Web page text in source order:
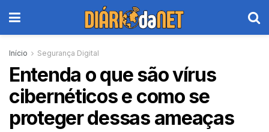
Início Segurança Digital
Entenda o que são vírus
cibernéticos e como se
proteger dessas ameaças